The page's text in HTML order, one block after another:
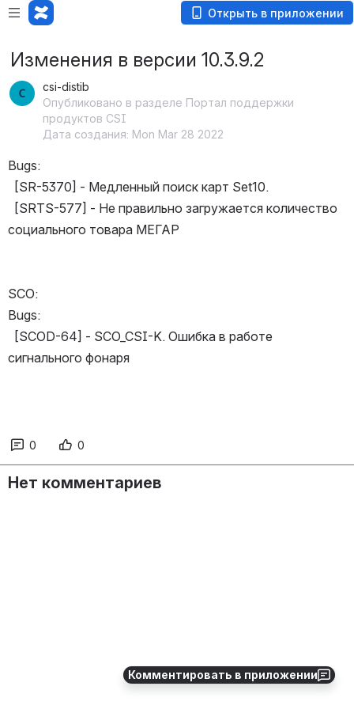
Открыть в приложении
Комментировать в приложении
Изменения в версии 10.3.9.2
csi-distib
Опубликовано в разделе Портал поддержки
продуктов CSI
Дата создания: Mon Mar 28 2022
Bugs:
[SR-5370] - Медленный поиск карт Set10.
[SRTS-577] - Не правильно загружается количество
социального товара МЕГАР
SCO:
Bugs:
[SCOD-64] - SCO_CSI-K. Ошибка в работе
сигнального фонаря
0 0
Нет комментариев